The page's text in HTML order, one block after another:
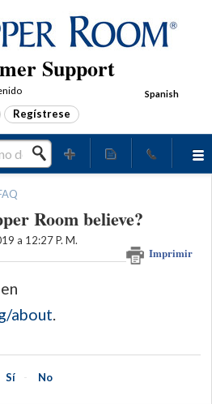
Support
Spanish
Regístrese
Room believe?
Imprimir
a 12:27 P. M.
about.
Sí No